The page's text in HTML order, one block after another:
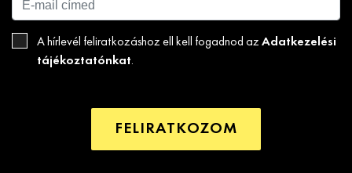
A hírlevél feliratkozáshoz ell kell fogadnod az Adatkezelési
tájékoztatónkat.
FELIRATKOZOM